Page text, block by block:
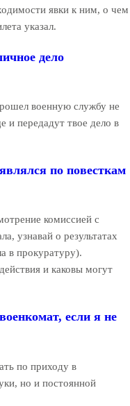
явки к ним, о чем
указал.
дело
военную службу не
и передадут твое дело в
по повесткам
комиссией с
узнавай о результатах
в прокуратуру).
и каковы могут
если я не
по приходу в
но и постоянной